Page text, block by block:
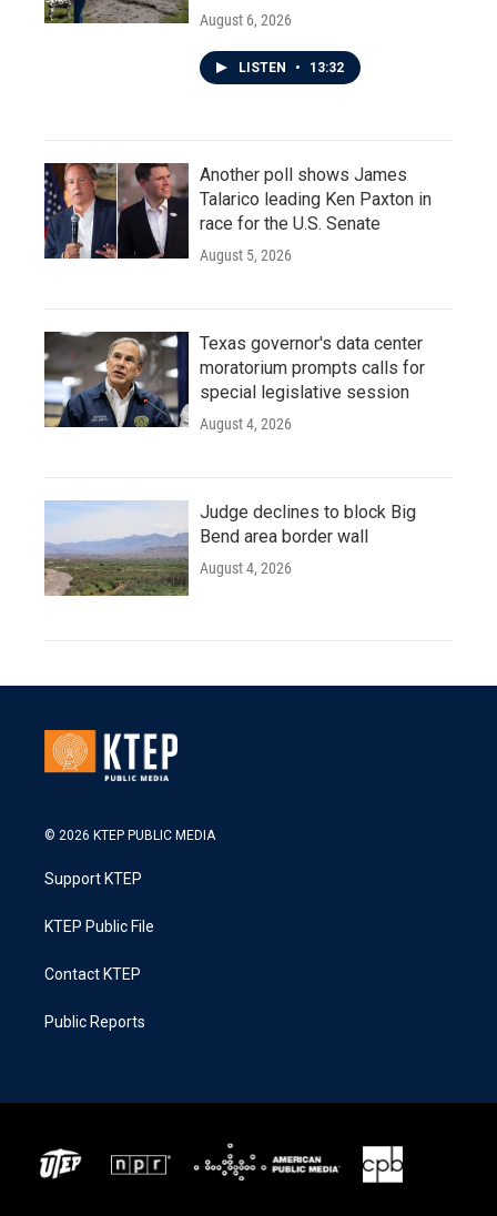
August 6, 2026
LISTEN • 13:32
Another poll shows James
Talarico leading Ken Paxton in
race for the U.S. Senate
August 5, 2026
Texas governor's data center
moratorium prompts calls for
special legislative session
August 4, 2026
Judge declines to block Big
Bend area border wall
August 4, 2026
© 2026 KTEP PUBLIC MEDIA
Support KTEP
KTEP Public File
Contact KTEP
Public Reports